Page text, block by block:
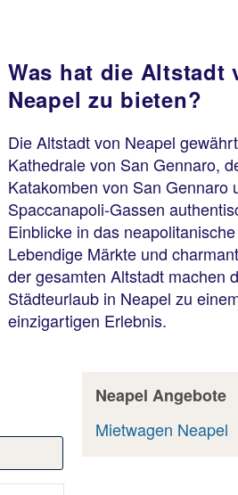
Was hat die Altstadt
Neapel zu bieten?
Die Altstadt von Neapel
Kathedrale von San Gennaro,
Katakomben von San Gennaro
Spaccanapoli-Gassen
Einblicke in das
Lebendige Märkte und
der gesamten Altstadt machen
Städteurlaub in Neapel zu
einzigartigen Erlebnis.
Neapel Angebote
Mietwagen Neapel